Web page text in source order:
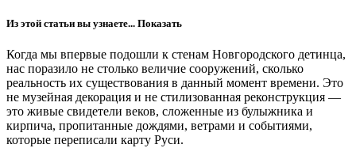
Из этой статьи вы узнаете... Показать
Когда мы впервые подошли к стенам Новгородского детинца,
нас поразило не столько величие сооружений, сколько
реальность их существования в данный момент времени. Это
не музейная декорация и не стилизованная реконструкция —
это живые свидетели веков, сложенные из булыжника и
кирпича, пропитанные дождями, ветрами и событиями,
которые переписали карту Руси.